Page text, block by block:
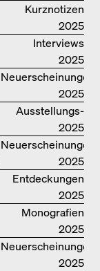
Kurznotizen
2025
Interviews
2025
Neuerscheinungen
2025
Ausstellungs­
kataloge
2025
Neuerscheinungen
2025
Entdeckungen
2025
Monografien
2025
Neuerscheinungen
2025